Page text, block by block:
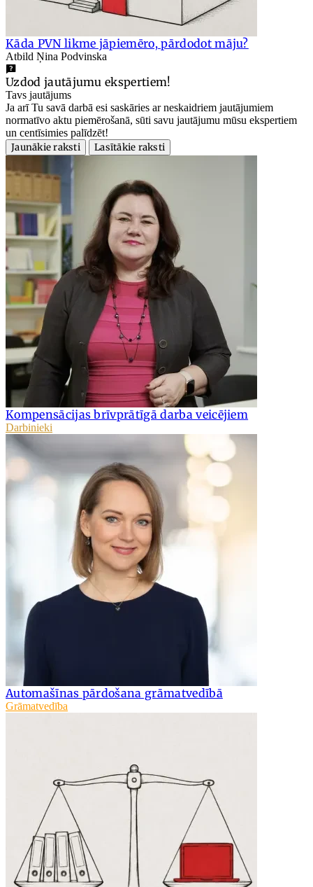
Kāda PVN likme jāpiemēro, pārdodot māju?
Atbild Ņina Podvinska
Uzdod jautājumu ekspertiem!
Tavs jautājums
Ja arī Tu savā darbā esi saskāries ar neskaidriem jautājumiem
normatīvo aktu piemērošanā, sūti savu jautājumu mūsu ekspertiem
un centīsimies palīdzēt!
Jaunākie raksti
Lasītākie raksti
Kompensācijas brīvprātīgā darba veicējiem
Darbinieki
Automašīnas pārdošana grāmatvedībā
Grāmatvedība